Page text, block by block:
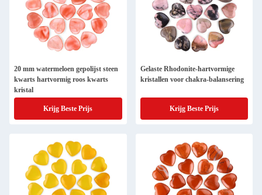
20 mm watermeloen gepolijst steen
kwarts hartvormig roos kwarts
kristal
Krijg Beste Prijs
Gelaste Rhodonite-hartvormige
kristallen voor chakra-balansering
Krijg Beste Prijs